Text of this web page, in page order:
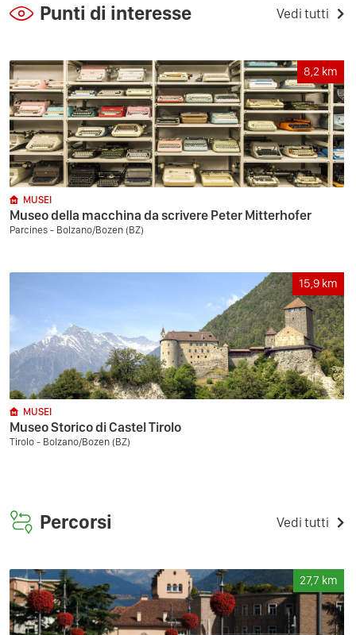
Punti di interesse Vedi tutti
8,2 km
MUSEI
Museo della macchina da scrivere Peter Mitterhofer
Parcines - Bolzano/Bozen (BZ)
15,9 km
MUSEI
Museo Storico di Castel Tirolo
Tirolo - Bolzano/Bozen (BZ)
Percorsi Vedi tutti
27,7 km